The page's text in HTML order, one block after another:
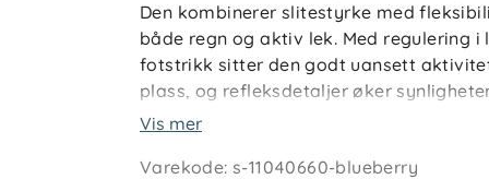
Den kombinerer slitestyrke med
både regn og aktiv lek. Med regulering
fotstrikk sitter den godt uansett
plass, og refleksdetaljer øker
resirkulerte materialer og er helt fri for
Nøkkelfunksjoner
Vis mer
Varekode:s-11040660-blueberry